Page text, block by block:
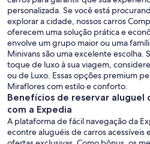
personalizada. Se você está
explorar a cidade, nossos carros
oferecem uma solução prática e
envolve um grupo maior ou uma
Minivans são uma excelente escolha.
toque de luxo à sua viagem,
ou de Luxo. Essas opções premium
Miraflores com estilo e conforto.
Benefícios de reservar aluguel
com a Expedia
A plataforma de fácil navegação da
econtre aluguéis de carros acessíveis